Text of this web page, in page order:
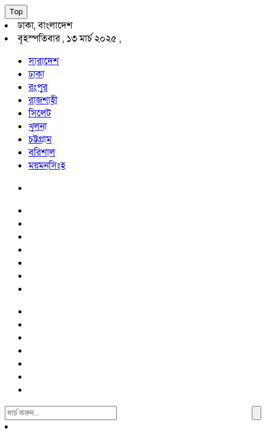
Top
ঢাকা, বাংলাদেশ
বৃহস্পতিবার , ১৩ মার্চ ২০২৫ ,
সারাদেশ
ঢাকা
রংপুর
রাজশাহী
সিলেট
খুলনা
চট্টগ্রাম
বরিশাল
ময়মনসিংহ
Search
For: